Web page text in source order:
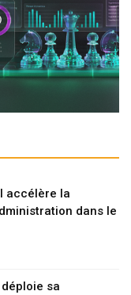
accélère la
dans le
déploie sa